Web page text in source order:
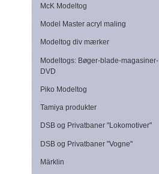
McK Modeltog
Model Master acryl maling
Modeltog div mærker
Modeltogs: Bøger-blade-magasiner-
DVD
Piko Modeltog
Tamiya produkter
DSB og Privatbaner "Lokomotiver"
DSB og Privatbaner "Vogne"
Märklin